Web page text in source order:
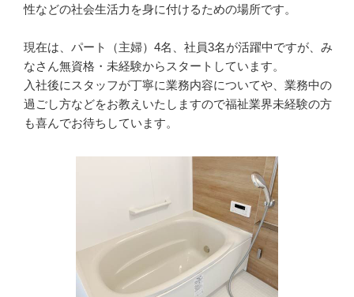
性などの社会生活力を身に付けるための場所です。
現在は、パート（主婦）4名、社員3名が活躍中ですが、み
なさん無資格・未経験からスタートしています。
入社後にスタッフが丁寧に業務内容についてや、業務中の
過ごし方などをお教えいたしますので福祉業界未経験の方
も喜んでお待ちしています。